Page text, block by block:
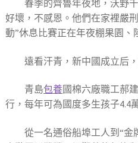
春季的齊魯年夜地，沃野
好壞，不感恩。他們在家裡嚴
動”休息比賽正在年夜棚果園、
遠看汗青，新中國成立后
青島包養國棉六廠職工郝
行，每年可為國度多生孩子4.4
從一名通俗船埠工人到“